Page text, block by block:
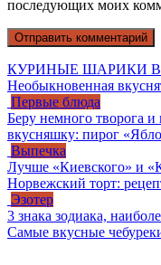
последующих моих
КУРИНЫЕ ШАРИКИ
Необыкновенная
Первые блюда
Беру немного творога
вкусняшку: пирог
Выпечка
Лучше «Киевского» и
Норвежский торт:
Эзотер
3 знака зодиака,
Самые вкусные